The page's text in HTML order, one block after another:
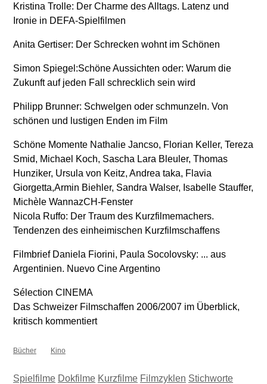
Kristina Trolle: Der Charme des Alltags. Latenz und
Ironie in DEFA-Spielfilmen
Anita Gertiser: Der Schrecken wohnt im Schönen
Simon Spiegel:Schöne Aussichten oder: Warum die
Zukunft auf jeden Fall schrecklich sein wird
Philipp Brunner: Schwelgen oder schmunzeln. Von
schönen und lustigen Enden im Film
Schöne Momente Nathalie Jancso, Florian Keller, Tereza
Smid, Michael Koch, Sascha Lara Bleuler, Thomas
Hunziker, Ursula von Keitz, Andrea taka, Flavia
Giorgetta,Armin Biehler, Sandra Walser, Isabelle Stauffer,
Michèle WannazCH-Fenster
Nicola Ruffo: Der Traum des Kurzfilmemachers.
Tendenzen des einheimischen Kurzfilmschaffens
Filmbrief Daniela Fiorini, Paula Socolovsky: ... aus
Argentinien. Nuevo Cine Argentino
Sélection CINEMA
Das Schweizer Filmschaffen 2006/2007 im Überblick,
kritisch kommentiert
Bücher Kino
Spielfilme Dokfilme Kurzfilme Filmzyklen Stichworte